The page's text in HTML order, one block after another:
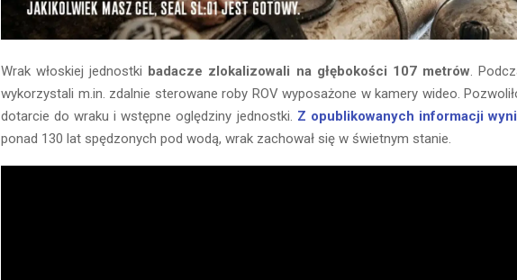
Wrak włoskiej jednostki badacze zlokalizowali na głębokości 107 metrów .
wykorzystali m.in. zdalnie sterowane roby ROV wyposażone w kamery wideo.
dotarcie do wraku i wstępne oględziny jednostki. Z opublikowanych informacji
ponad 130 lat spędzonych pod wodą, wrak zachował się w świetnym stanie.